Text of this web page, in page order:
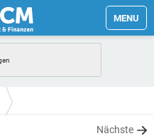
MENU
Nächste